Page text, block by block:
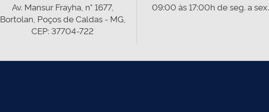
Av. Mansur Frayha, n° 1677,
Bortolan, Poços de Caldas - MG,
CEP: 37704-722
09:00 às 17:00h de seg. a sex.